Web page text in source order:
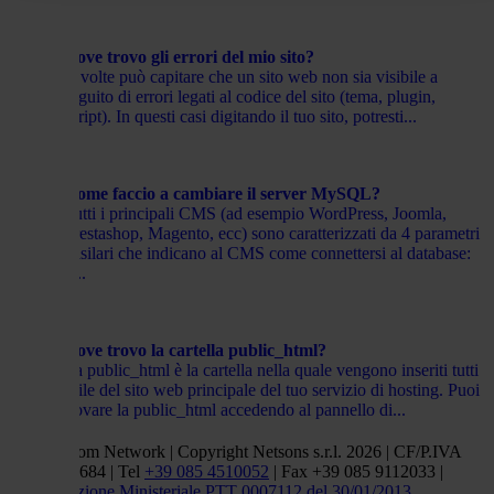
Dove trovo gli errori del mio sito?
A volte può capitare che un sito web non sia visibile a
seguito di errori legati al codice del sito (tema, plugin,
script). In questi casi digitando il tuo sito, potresti...
Come faccio a cambiare il server MySQL?
Tutti i principali CMS (ad esempio WordPress, Joomla,
Prestashop, Magento, ecc) sono caratterizzati da 4 parametri
basilari che indicano al CMS come connettersi al database:
il...
Dove trovo la cartella public_html?
La public_html è la cartella nella quale vengono inseriti tutti
i file del sito web principale del tuo servizio di hosting. Puoi
trovare la public_html accedendo al pannello di...
Netsons.com Network | Copyright Netsons s.r.l. 2026 | CF/P.IVA
01838660684 | Tel +39 085 4510052 | Fax +39 085 9112033 |